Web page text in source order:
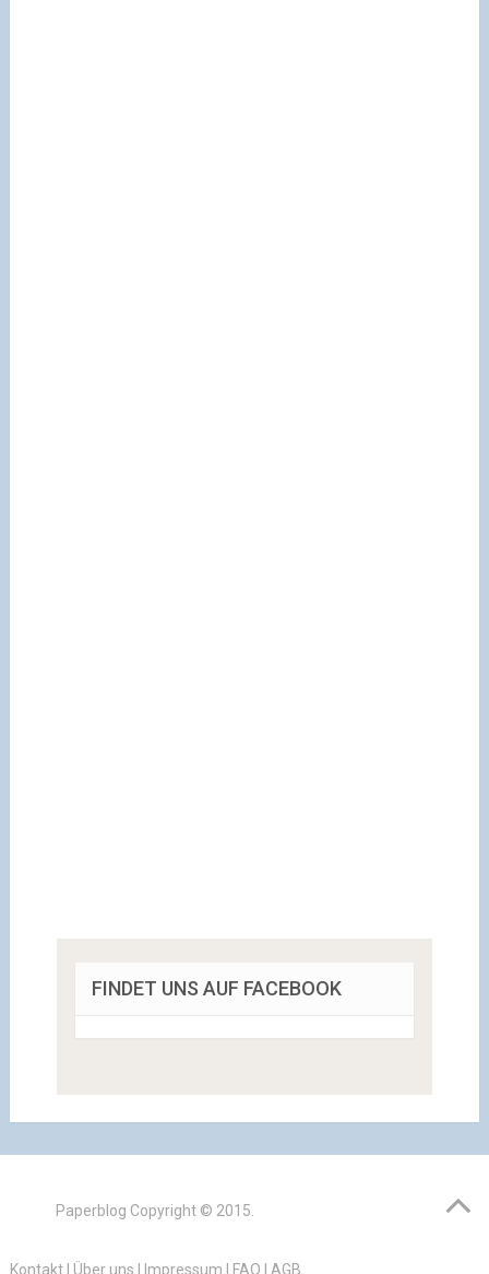
FINDET UNS AUF FACEBOOK
Paperblog Copyright © 2015.
Kontakt| Über uns Impressum FAQ AGB